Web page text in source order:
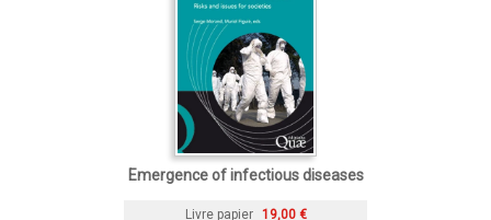
Emergence of infectious diseases
Livre papier 19,00 €